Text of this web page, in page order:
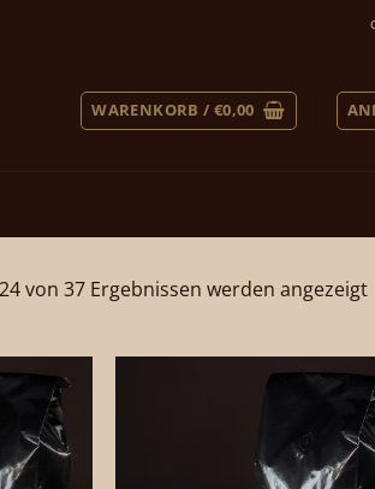
WARENKORB / €0,00
von 37 Ergebnissen werden angezeigt